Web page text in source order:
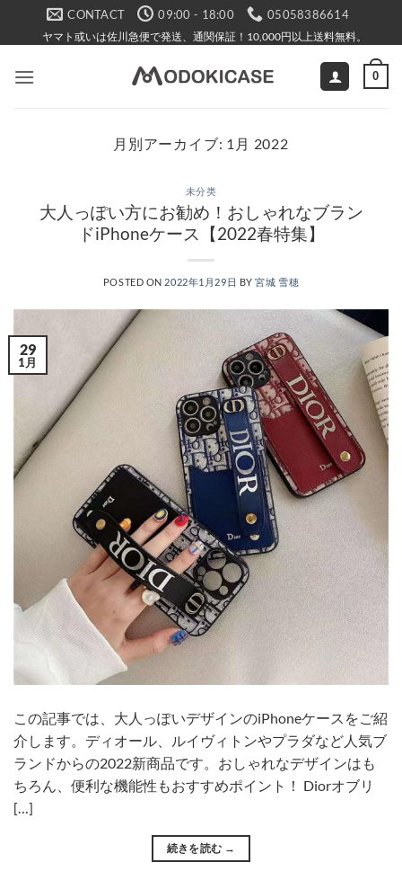
CONTACT 09:00 - 18:00 05058386614
ヤマト或いは佐川急便で発送、通関保証！10,000円以上送料無料。
0
月別アーカイブ: 1月 2022
未分类
大人っぽい方にお勧め！おしゃれなブラン
ドiPhoneケース【2022春特集】
POSTED ON 2022年1月29日 BY宮城 雪穂
29
1月
この記事では、大人っぽいデザインのiPhoneケースをご紹
介します。ディオール、ルイヴィトンやプラダなど人気ブ
ランドからの2022新商品です。おしゃれなデザインはも
ちろん、便利な機能性もおすすめポイント！ Diorオブリ
[…]
続きを読む →